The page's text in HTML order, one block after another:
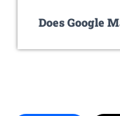
Does Google